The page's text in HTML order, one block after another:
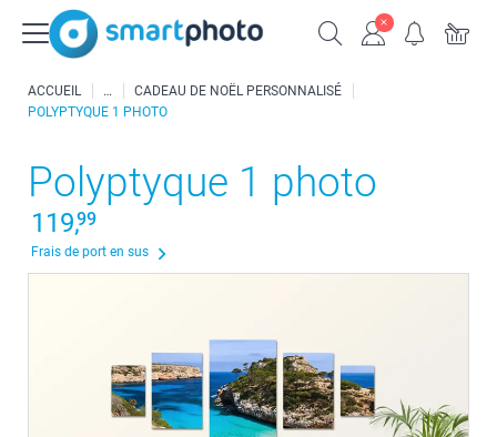
ACCUEIL
CADEAU DE NOËL PERSONNALISÉ
POLYPTYQUE 1 PHOTO
Polyptyque 1 photo
119,99
Frais de port en sus